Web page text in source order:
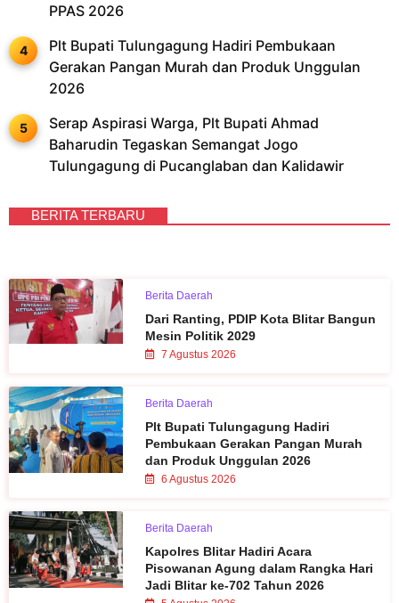
PPAS 2026
Plt Bupati Tulungagung Hadiri Pembukaan
Gerakan Pangan Murah dan Produk Unggulan
2026
Serap Aspirasi Warga, Plt Bupati Ahmad
Baharudin Tegaskan Semangat Jogo
Tulungagung di Pucanglaban dan Kalidawir
BERITA TERBARU
Berita Daerah
Dari Ranting, PDIP Kota Blitar Bangun
Mesin Politik 2029
7 Agustus 2026
Berita Daerah
Plt Bupati Tulungagung Hadiri
Pembukaan Gerakan Pangan Murah
dan Produk Unggulan 2026
6 Agustus 2026
Berita Daerah
Kapolres Blitar Hadiri Acara
Pisowanan Agung dalam Rangka Hari
Jadi Blitar ke-702 Tahun 2026